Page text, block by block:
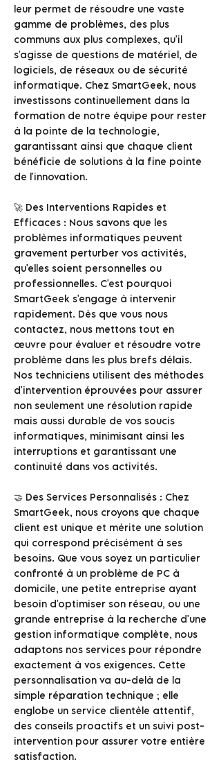
leur permet de résoudre une vaste
gamme de problèmes, des plus
communs aux plus complexes, qu'il
s'agisse de questions de matériel, de
logiciels, de réseaux ou de sécurité
informatique. Chez SmartGeek, nous
investissons continuellement dans la
formation de notre équipe pour rester
à la pointe de la technologie,
garantissant ainsi que chaque client
bénéficie de solutions à la fine pointe
de l'innovation.
🚀 Des Interventions Rapides et
Efficaces : Nous savons que les
problèmes informatiques peuvent
gravement perturber vos activités,
qu'elles soient personnelles ou
professionnelles. C'est pourquoi
SmartGeek s'engage à intervenir
rapidement. Dès que vous nous
contactez, nous mettons tout en
œuvre pour évaluer et résoudre votre
problème dans les plus brefs délais.
Nos techniciens utilisent des méthodes
d'intervention éprouvées pour assurer
non seulement une résolution rapide
mais aussi durable de vos soucis
informatiques, minimisant ainsi les
interruptions et garantissant une
continuité dans vos activités.
🤝 Des Services Personnalisés : Chez
SmartGeek, nous croyons que chaque
client est unique et mérite une solution
qui correspond précisément à ses
besoins. Que vous soyez un particulier
confronté à un problème de PC à
domicile, une petite entreprise ayant
besoin d'optimiser son réseau, ou une
grande entreprise à la recherche d'une
gestion informatique complète, nous
adaptons nos services pour répondre
exactement à vos exigences. Cette
personnalisation va au-delà de la
simple réparation technique ; elle
englobe un service clientèle attentif,
des conseils proactifs et un suivi post-
intervention pour assurer votre entière
satisfaction.